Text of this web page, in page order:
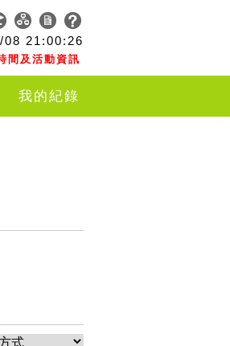
08 21:00:26
間及活動資訊
我的紀錄